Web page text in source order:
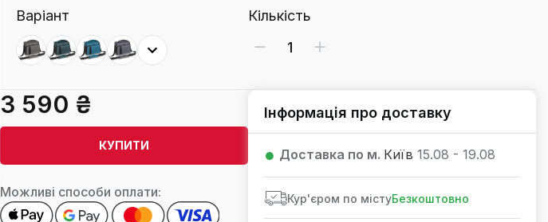
Варіант Кількість
3 590 ₴
КУПИТИ
Можливі способи оплати:
Інформація про доставку
Доставка по м. Київ 15.08 - 19.08
Кур'єром по містуБезкоштовно